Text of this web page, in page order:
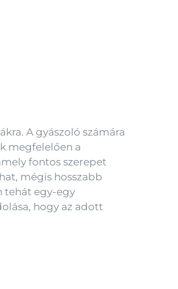
A gyászoló számára
megfelelően a
fontos szerepet
mégis hosszabb
tehát egy-egy
hogy az adott